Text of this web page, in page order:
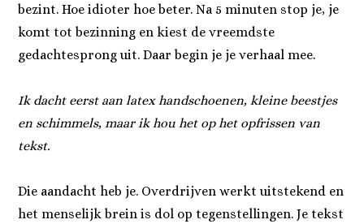
bezint. Hoe idioter hoe beter. Na 5 minuten stop je, je
komt tot bezinning en kiest de vreemdste
gedachtesprong uit. Daar begin je je verhaal mee.
Ik dacht eerst aan latex handschoenen, kleine beestjes
en schimmels, maar ik hou het op het opfrissen van
tekst.
Die aandacht heb je. Overdrijven werkt uitstekend en
het menselijk brein is dol op tegenstellingen. Je tekst